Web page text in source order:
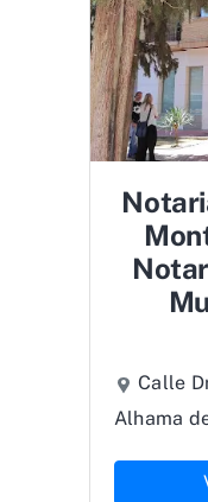
Calle
Alhama